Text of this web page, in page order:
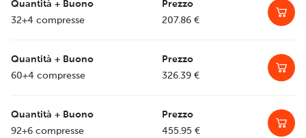
32+4 compresse 207.86 €
60+4 compresse 326.39 €
92+6 compresse 455.95 €